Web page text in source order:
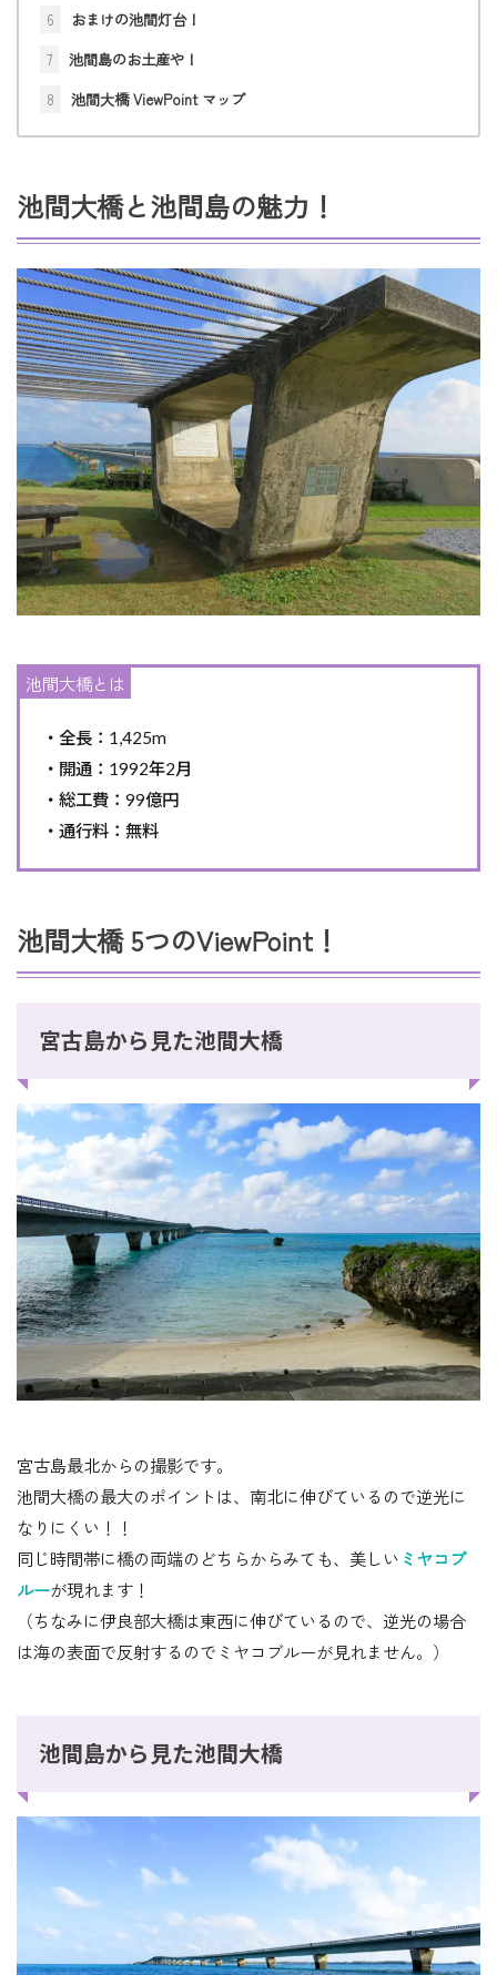
6
おまけの池間灯台！
7
池間島のお土産や！
8
池間大橋 ViewPoint マップ
池間大橋と池間島の魅力！
池間大橋とは
・全長：1,425m
・開通：1992年2月
・総工費：99億円
・通行料：無料
池間大橋 5つのViewPoint！
宮古島から見た池間大橋
宮古島最北からの撮影です。
池間大橋の最大のポイントは、南北に伸びているので逆光に
なりにくい！！
同じ時間帯に橋の両端のどちらからみても、美しい ミヤコブ
ルーが現れます！
（ちなみに伊良部大橋は東西に伸びているので、逆光の場合
は海の表面で反射するのでミヤコブルーが見れません。）
池間島から見た池間大橋